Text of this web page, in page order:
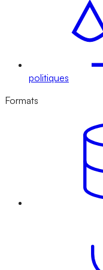
politiques
Formats